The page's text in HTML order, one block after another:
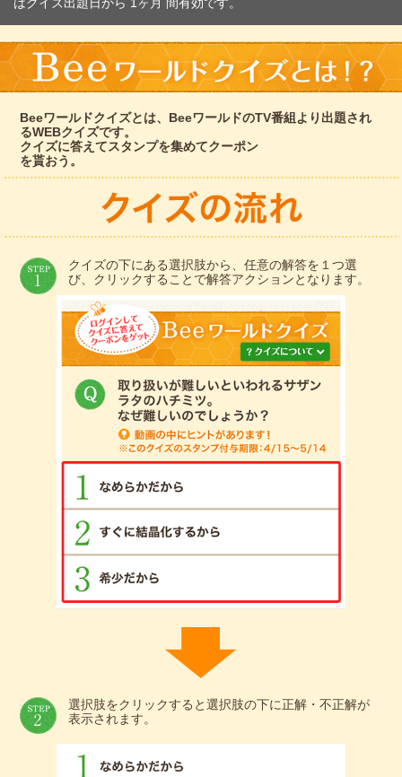
Beeワールドクイズとは、BeeワールドのTV番組より出題され
るWEBクイズです。
クイズに答えてスタンプを集めてクーポン
を貰おう。
クイズの下にある選択肢から、任意の解答を１つ選
び、クリックすることで解答アクションとなります。
選択肢をクリックすると選択肢の下に正解・不正解が
表示されます。